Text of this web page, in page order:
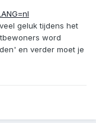
geluk tijdens het
word
en verder moet je